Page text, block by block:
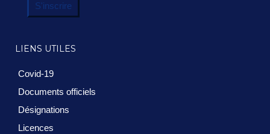
S'inscrire
LIENS UTILES
Covid-19
Documents officiels
Désignations
Licences